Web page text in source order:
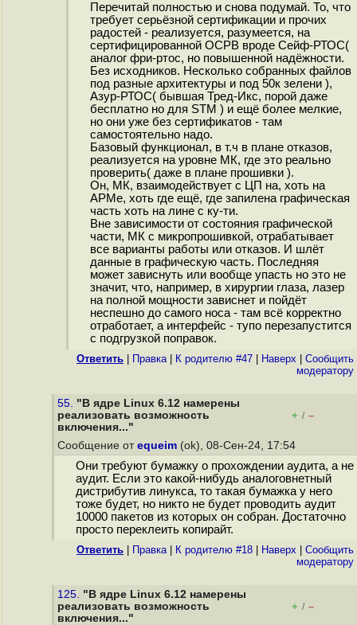
Перечитай полностью и снова подумай. То, что
требует серьёзной сертификации и прочих
радостей - реализуется, разумеется, на
сертифицированной ОСРВ вроде Сейф-РТОС(
аналог фри-ртос, но повышенной надёжности.
Без исходников. Несколько собранных файлов
под разные архитектуры и под 50к зелени ),
Азур-РТОС( бывшая Тред-Икс, порой даже
бесплатно но для STM ) и ещё более мелкие,
но они уже без сертификатов - там
самостоятельно надо.
Базовый функционал, в т.ч в плане отказов,
реализуется на уровне МК, где это реально
проверить( даже в плане прошивки ).
Он, МК, взаимодействует с ЦП на, хоть на
АРМе, хоть где ещё, где запилена графическая
часть хоть на лине с ку-ти.
Вне зависимости от состояния графической
части, МК с микропрошивкой, отрабатывает
все варианты работы или отказов. И шлёт
данные в графическую часть. Последняя
может зависнуть или вообще упасть но это не
значит, что, например, в хирургии глаза, лазер
на полной мощности зависнет и пойдёт
неспешно до самого носа - там всё корректно
отработает, а интерфейс - тупо перезапустится
с подгрузкой поправок.
Ответить Правка| К родителю #47 Наверх
Cообщить
модератору
55. "В ядре Linux 6.12 намерены
реализовать возможность
включения..."
+ / –
Сообщение от equeim (ok), 08-Сен-24, 17:54
Они требуют бумажку о прохождении аудита, а не
аудит. Если это какой-нибудь аналоговнетный
дистрибутив линукса, то такая бумажка у него
тоже будет, но никто не будет проводить аудит
10000 пакетов из которых он собран. Достаточно
просто переклеить копирайт.
Ответить Правка| К родителю #18 Наверх
Cообщить
модератору
125. "В ядре Linux 6.12 намерены
реализовать возможность
включения..."
+ / –